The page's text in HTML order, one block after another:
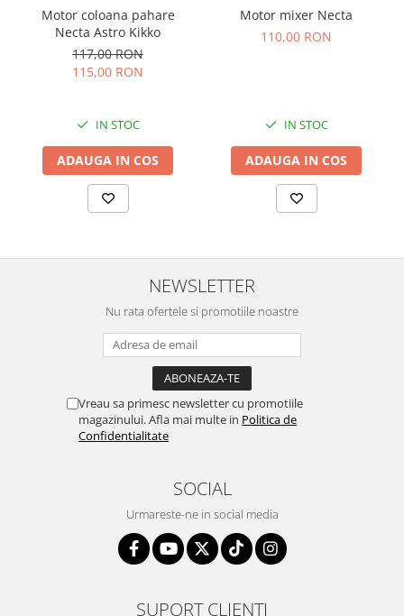
Motor coloana pahare
Necta Astro Kikko
117,00 RON
115,00 RON
IN STOC
ADAUGA IN COS
Motor mixer Necta
110,00 RON
IN STOC
ADAUGA IN COS
NEWSLETTER
Nu rata ofertele si promotiile noastre
Vreau sa primesc newsletter cu promotiile
magazinului. Afla mai multe in Politica de
Confidentialitate
SOCIAL
Urmareste-ne in social media
SUPORT CLIENTI